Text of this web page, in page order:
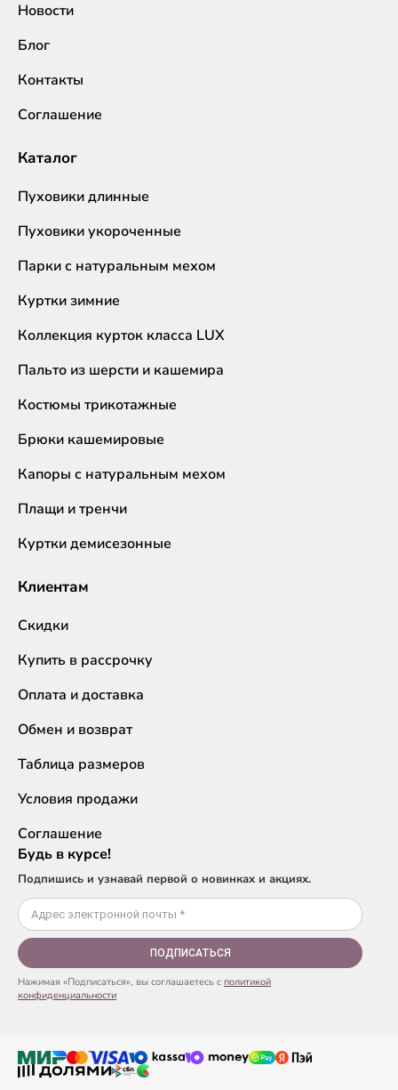
Новости
Блог
Контакты
Соглашение
Каталог
Пуховики длинные
Пуховики укороченные
Парки с натуральным мехом
Куртки зимние
Коллекция курток класса LUX
Пальто из шерсти и кашемира
Костюмы трикотажные
Брюки кашемировые
Капоры с натуральным мехом
Плащи и тренчи
Куртки демисезонные
Клиентам
Скидки
Купить в рассрочку
Оплата и доставка
Обмен и возврат
Таблица размеров
Условия продажи
Соглашение
Будь в курсе!
Подпишись и узнавай первой о новинках и акциях.
ПОДПИСАТЬСЯ
Нажимая «Подписаться», вы соглашаетесь с политикой
конфиденциальности